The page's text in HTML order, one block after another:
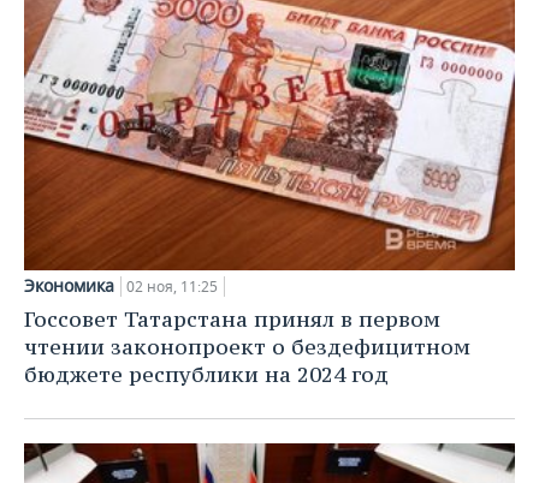
Экономика 02 ноя, 11:25
Госсовет Татарстана принял в первом
чтении законопроект о бездефицитном
бюджете республики на 2024 год